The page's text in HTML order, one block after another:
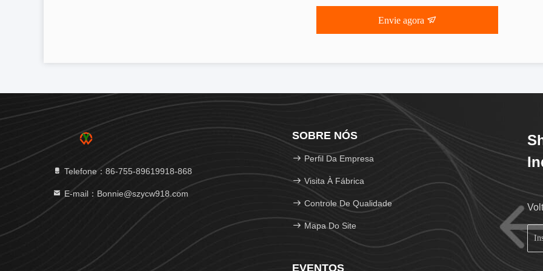
Envie agora
Telefone：86-755-89619918-868
E-mail：Bonnie@szycw918.com
SOBRE NÓS
Perfil Da Empresa
Visita À Fábrica
Controle De Qualidade
Mapa Do Site
EVENTOS